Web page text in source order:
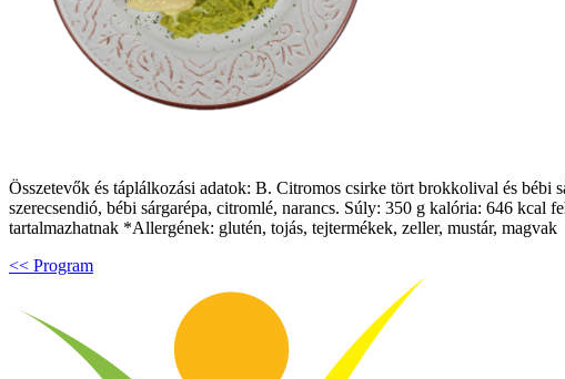
Összetevők és táplálkozási adatok: B. Citromos csirke tört brokkolival és
szerecsendió, bébi sárgarépa, citromlé, narancs. Súly: 350 g kalória: 646
tartalmazhatnak *Allergének: glutén, tojás, tejtermékek, zeller, mustár, magvak
<< Program